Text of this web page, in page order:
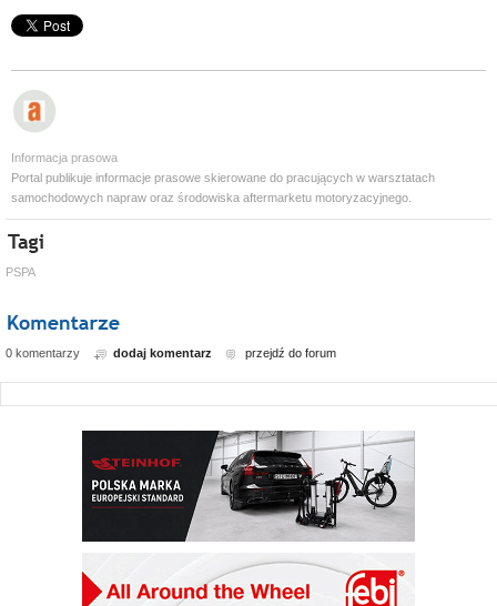
Informacja prasowa
Portal publikuje informacje prasowe skierowane do pracujących w warsztatach
samochodowych napraw oraz środowiska aftermarketu motoryzacyjnego.
PSPA
0 komentarzy dodaj komentarz przejdź do forum